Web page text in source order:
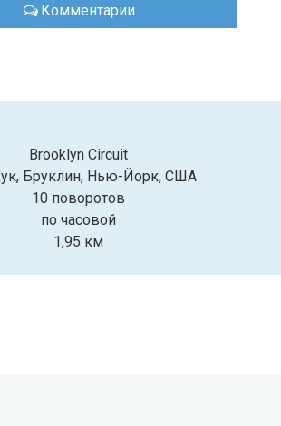
Комментарии
Brooklyn Circuit
Бруклин, Нью-Йорк, США
10 поворотов
по часовой
1,95 км